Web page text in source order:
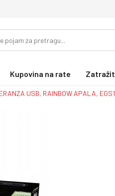
Kupovina na rate
USB, RAINBOW APALA,